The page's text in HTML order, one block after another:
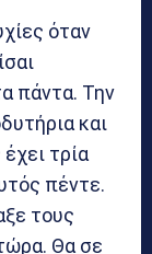
όταν
πάντα. Την
και
τρία
πέντε.
τους
Θα σε